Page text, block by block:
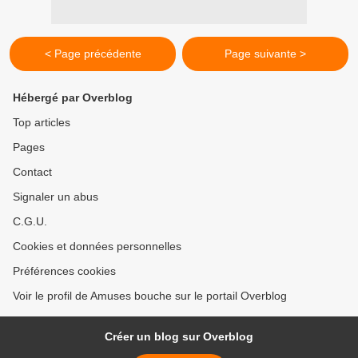
< Page précédente Page suivante >
Hébergé par Overblog
Top articles
Pages
Contact
Signaler un abus
C.G.U.
Cookies et données personnelles
Préférences cookies
Voir le profil de Amuses bouche sur le portail Overblog
Créer un blog sur Overblog